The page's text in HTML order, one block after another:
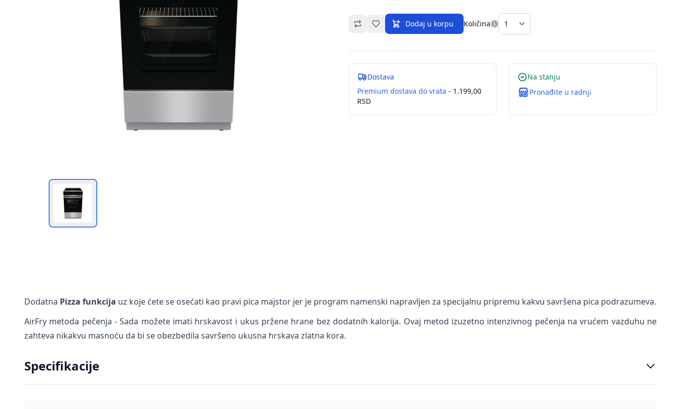
OmiljenoDodaj u korpu Količina
Dostava
Premium dostava do vrata - 1.199,00
RSD
Na stanju
Pronađite u radnji
Dodatna Pizza funkcija uz koje ćete se osećati kao pravi pica majstor jer je program namenski napravljen za specijalnu pripremu kakvu savršena pica podrazumeva.
AirFry metoda pečenja - Sada možete imati hrskavost i ukus pržene hrane bez dodatnih kalorija. Ovaj metod izuzetno intenzivnog pečenja na vrućem vazduhu ne
zahteva nikakvu masnoću da bi se obezbedila savršeno ukusna hrskava zlatna kora.
Specifikacije